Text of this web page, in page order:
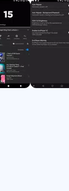
تخطي بعض
لذلك.
التحكم في
مباشرة.
مشاهدة